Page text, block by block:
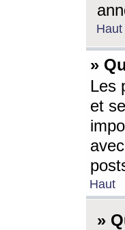
Haut
»
Les
et
Haut
»